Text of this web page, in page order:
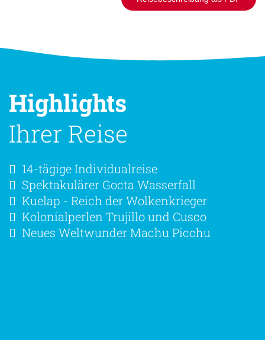
Reisebeschreibung als PDF
Highlights
Ihrer Reise
14-tägige Individualreise
Spektakulärer Gocta Wasserfall
Kuelap - Reich der Wolkenkrieger
Kolonialperlen Trujillo und Cusco
Neues Weltwunder Machu Picchu